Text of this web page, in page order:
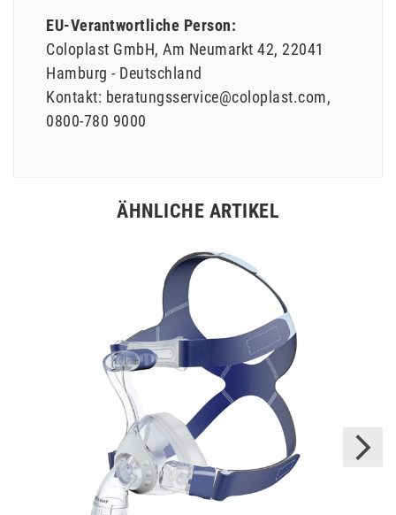
EU-Verantwortliche Person:
Coloplast GmbH Am Neumarkt 42 22041
Hamburg
Deutschland
Kontakt: beratungsservice@coloplast.com
0800-780 9000
ÄHNLICHE ARTIKEL